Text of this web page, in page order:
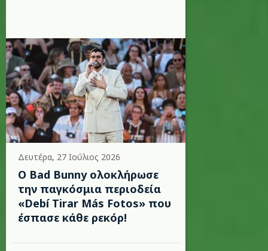
Δευτέρα, 27 Ιούλιος 2026
Ο Bad Bunny ολοκλήρωσε
την παγκόσμια περιοδεία
«Debí Tirar Más Fotos» που
έσπασε κάθε ρεκόρ!